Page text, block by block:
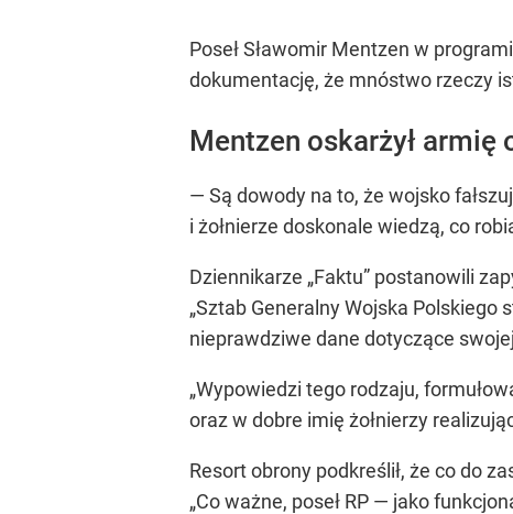
Poseł Sławomir Mentzen w
dokumentację, że mnóstwo rzeczy
Mentzen oskarżył armię
— Są dowody na to, że wojsko
i żołnierze doskonale wiedzą, co
Dziennikarze „Faktu” postanowili
„Sztab Generalny Wojska Polskiego
nieprawdziwe dane dotyczące
„Wypowiedzi tego rodzaju,
oraz w dobre imię żołnierzy
Resort obrony podkreślił, że co do
„Co ważne, poseł RP — jako